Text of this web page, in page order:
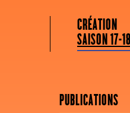
Grame
Menu principal
Aller au
Aller au
CRÉATION
SAISON 17-18
PUBLICATIONS